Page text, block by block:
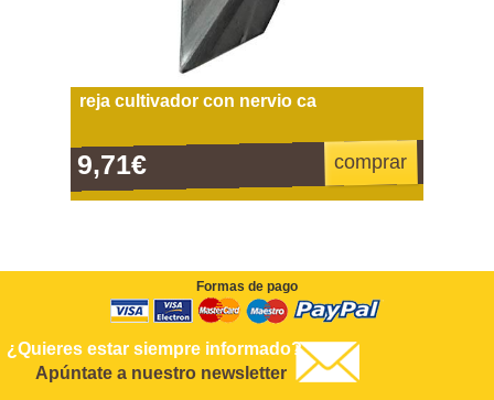
reja cultivador con nervio ca
9,71€ comprar
Formas de pago
¿Quieres estar siempre informado?
Apúntate a nuestro newsletter